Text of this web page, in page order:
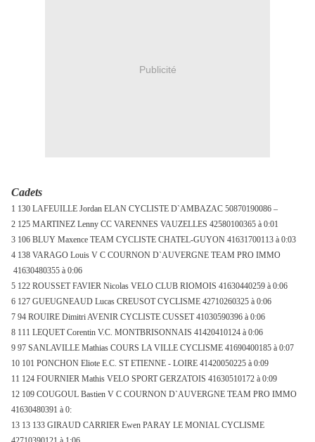
Publicité
Cadets
1 130 LAFEUILLE Jordan ELAN CYCLISTE D`AMBAZAC 50870190086 –
2 125 MARTINEZ Lenny CC VARENNES VAUZELLES 42580100365 à 0:01
3 106 BLUY Maxence TEAM CYCLISTE CHATEL-GUYON 41631700113 à 0:03
4 138 VARAGO Louis V C COURNON D`AUVERGNE TEAM PRO IMMO
41630480355 à 0:06
5 122 ROUSSET FAVIER Nicolas VELO CLUB RIOMOIS 41630440259 à 0:06
6 127 GUEUGNEAUD Lucas CREUSOT CYCLISME 42710260325 à 0:06
7 94 ROUIRE Dimitri AVENIR CYCLISTE CUSSET 41030590396 à 0:06
8 111 LEQUET Corentin V.C. MONTBRISONNAIS 41420410124 à 0:06
9 97 SANLAVILLE Mathias COURS LA VILLE CYCLISME 41690400185 à 0:07
10 101 PONCHON Eliote E.C. ST ETIENNE - LOIRE 41420050225 à 0:09
11 124 FOURNIER Mathis VELO SPORT GERZATOIS 41630510172 à 0:09
12 109 COUGOUL Bastien V C COURNON D`AUVERGNE TEAM PRO IMMO
41630480391 à 0:
13 13 133 GIRAUD CARRIER Ewen PARAY LE MONIAL CYCLISME